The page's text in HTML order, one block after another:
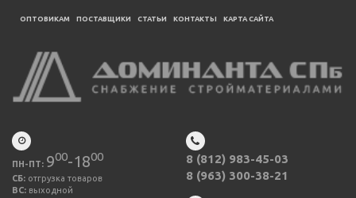
ОПТОВИКАМ ПОСТАВЩИКИ CТАТЬИ КОНТАКТЫ КАРТА САЙТА
ПН-ПТ: 900-1800
СБ: отгрузка товаров
ВС: выходной
8 (812) 983-45-03
8 (963) 300-38-21